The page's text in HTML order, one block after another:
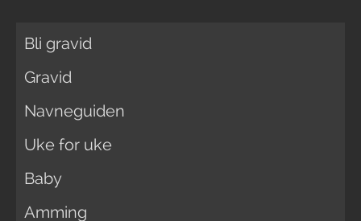
Bli gravid
Gravid
Navneguiden
Uke for uke
Baby
Amming